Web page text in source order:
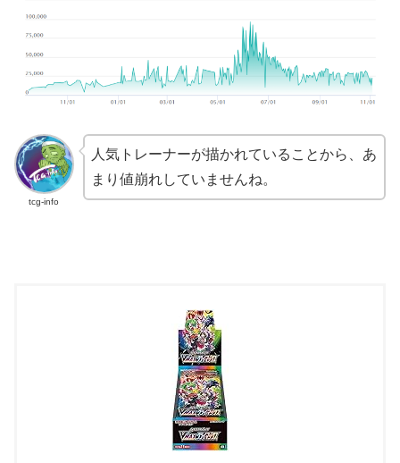
tcg-info
人気トレーナーが描かれていることから、あ
まり値崩れしていませんね。